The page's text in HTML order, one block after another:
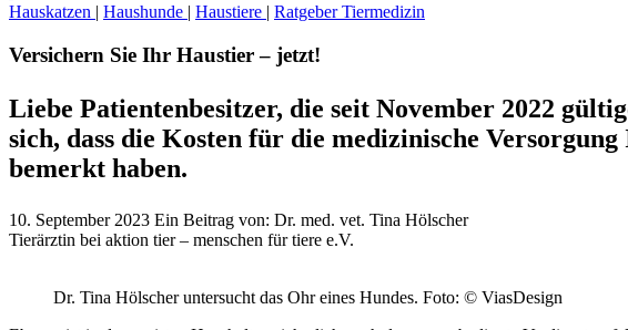
Hauskatzen | Haushunde | Haustiere | Ratgeber Tiermedizin
Versichern Sie Ihr Haustier – jetzt!
Liebe Patientenbesitzer, die seit November 2022
sich, dass die Kosten für die medizinische
bemerkt haben.
10. September 2023 Ein Beitrag von: Dr. med. vet. Tina Hölscher
Tierärztin bei aktion tier – menschen für tiere e.V.
Dr. Tina Hölscher untersucht das Ohr eines Hundes. Foto: © ViasDesign